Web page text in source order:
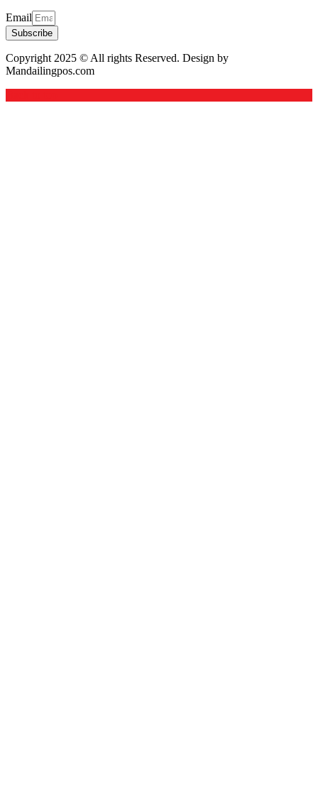
Email
Subscribe
Copyright 2025 © All rights Reserved. Design by
Mandailingpos.com